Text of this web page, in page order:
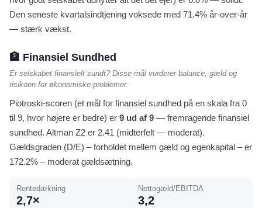
Den seneste kvartalsindtjening voksede med 71.4% år-over-år
— stærk vækst.
🏦 Finansiel Sundhed
Er selskabet finansielt sundt? Disse mål vurderer balance, gæld og
risikoen for økonomiske problemer.
Piotroski-scoren (et mål for finansiel sundhed på en skala fra 0
til 9, hvor højere er bedre) er 9 ud af 9 — fremragende finansiel
sundhed. Altman Z2 er 2.41 (midterfelt — moderat).
Gældsgraden (D/E) – forholdet mellem gæld og egenkapital – er
172.2% – moderat gældsætning.
Rentedækning
2,7×
Nettogæld/EBITDA
3,2